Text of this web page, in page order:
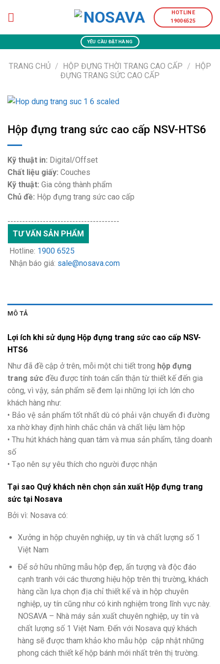
HOTLINE
19006525
YÊU CẦU ĐẶT HÀNG
TRANG CHỦ / HỘP ĐỰNG THỜI TRANG CAO CẤP / HỘP
ĐỰNG TRANG SỨC CAO CẤP
Hộp đựng trang sức cao cấp NSV-HTS6
Kỹ thuật in: Digital/Offset
Chất liệu giấy: Couches
Kỹ thuật: Gia công thành phẩm
Chủ đề: Hộp đựng trang sức cao cấp
--------------------------------------
TƯ VẤN SẢN PHẨM
Hotline: 1900 6525
Nhận báo giá: sale@nosava.com
MÔ TẢ
Lợi ích khi sử dụng Hộp đựng trang sức cao cấp NSV-
HTS6
Như đã đề cập ở trên, mỗi một chi tiết trong hộp đựng
trang sức đều được tính toán cẩn thận từ thiết kế đến gia
công, vì vậy, sản phẩm sẽ đem lại những lợi ích lớn cho
khách hàng như:
• Bảo vệ sản phẩm tốt nhất dù có phải vận chuyển đi đường
xa nhờ khay định hình chắc chắn và chất liệu làm hộp
• Thu hút khách hàng quan tâm và mua sản phẩm, tăng doanh
số
• Tạo nên sự yêu thích cho người được nhận
Tại sao Quý khách nên chọn sản xuất Hộp đựng trang
sức tại Nosava
Bởi vì: Nosava có:
Xưởng in hộp chuyên nghiệp, uy tín và chất lượng số 1
Việt Nam
Để sở hữu những mẫu hộp đẹp, ấn tượng và độc đáo
cạnh tranh với các thương hiệu hộp trên thị trường, khách
hàng cần lựa chọn địa chỉ thiết kế và in hộp chuyên
nghiệp, uy tín cũng như có kinh nghiệm trong lĩnh vực này.
NOSAVA – Nhà máy sản xuất chuyên nghiệp, uy tín và
chất lượng số 1 Việt Nam. Đến với Nosava quý khách
hàng sẽ được tham khảo kho mẫu hộp cập nhật những
phong cách thiết kế hộp bánh mới nhất trên thị trường.